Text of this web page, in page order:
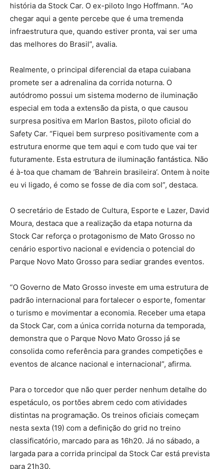
história da Stock Car. O ex-piloto Ingo Hoffmann. “Ao
chegar aqui a gente percebe que é uma tremenda
infraestrutura que, quando estiver pronta, vai ser uma
das melhores do Brasil”, avalia.
Realmente, o principal diferencial da etapa cuiabana
promete ser a adrenalina da corrida noturna. O
autódromo possui um sistema moderno de iluminação
especial em toda a extensão da pista, o que causou
surpresa positiva em Marlon Bastos, piloto oficial do
Safety Car. “Fiquei bem surpreso positivamente com a
estrutura enorme que tem aqui e com tudo que vai ter
futuramente. Esta estrutura de iluminação fantástica. Não
é à-toa que chamam de ‘Bahrein brasileira’. Ontem à noite
eu vi ligado, é como se fosse de dia com sol”, destaca.
O secretário de Estado de Cultura, Esporte e Lazer, David
Moura, destaca que a realização da etapa noturna da
Stock Car reforça o protagonismo de Mato Grosso no
cenário esportivo nacional e evidencia o potencial do
Parque Novo Mato Grosso para sediar grandes eventos.
“O Governo de Mato Grosso investe em uma estrutura de
padrão internacional para fortalecer o esporte, fomentar
o turismo e movimentar a economia. Receber uma etapa
da Stock Car, com a única corrida noturna da temporada,
demonstra que o Parque Novo Mato Grosso já se
consolida como referência para grandes competições e
eventos de alcance nacional e internacional”, afirma.
Para o torcedor que não quer perder nenhum detalhe do
espetáculo, os portões abrem cedo com atividades
distintas na programação. Os treinos oficiais começam
nesta sexta (19) com a definição do grid no treino
classificatório, marcado para as 16h20. Já no sábado, a
largada para a corrida principal da Stock Car está prevista
para 21h30.